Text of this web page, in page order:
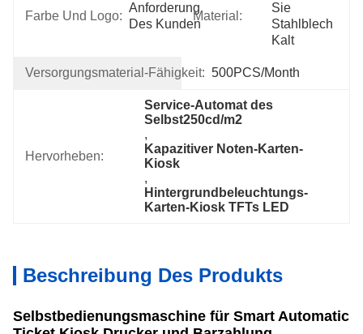
Farbe Und Logo:
Anforderung
Des Kunden
Material:
Sie
Stahlblech
Kalt
Versorgungsmaterial-Fähigkeit: 500PCS/Month
Hervorheben:
Service-Automat des
Selbst250cd/m2
,
Kapazitiver Noten-Karten-
Kiosk
,
Hintergrundbeleuchtungs-
Karten-Kiosk TFTs LED
Beschreibung Des Produkts
Selbstbedienungsmaschine für Smart Automatic